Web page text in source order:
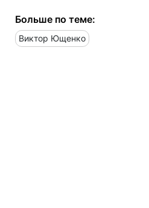
Больше по теме:
Виктор Ющенко